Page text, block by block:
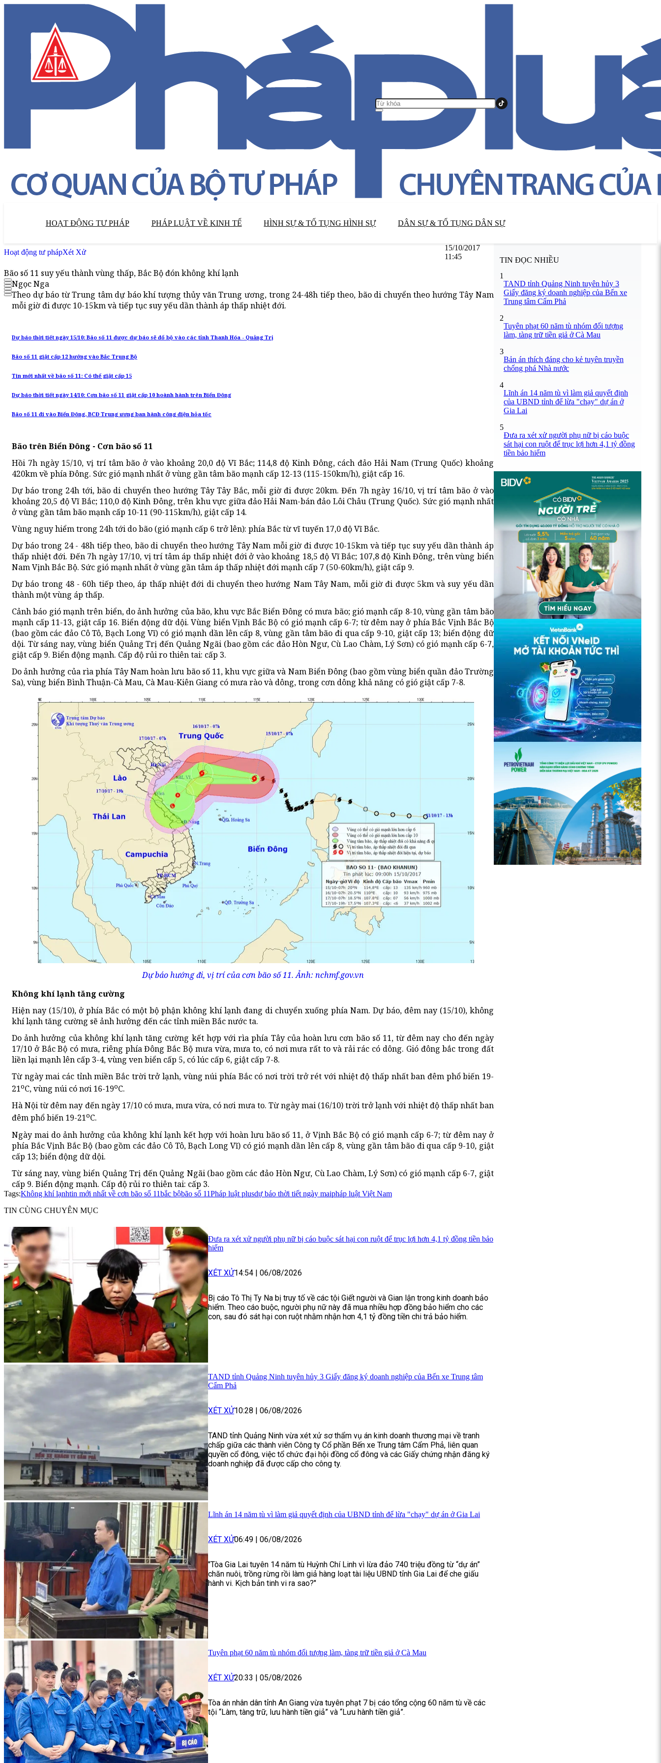
HOẠT ĐỘNG TƯ PHÁP PHÁP LUẬT VỀ KINH TẾ HÌNH SỰ & TỐ TỤNG HÌNH SỰ DÂN SỰ & TỐ TỤNG DÂN SỰ
Hoạt động tư phápXét Xử
15/10/2017
11:45
Bão số 11 suy yếu thành vùng thấp, Bắc Bộ đón không khí lạnh
Ngọc Nga
Theo dự báo từ Trung tâm dự báo khí tượng thủy văn Trung ương, trong 24-48h tiếp theo, bão di chuyển theo hướng Tây Nam
mỗi giờ đi được 10-15km và tiếp tục suy yếu dần thành áp thấp nhiệt đới.
Dự báo thời tiết ngày 15/10: Bão số 11 được dự báo sẽ đổ bộ vào các tỉnh Thanh Hóa - Quảng Trị
Bão số 11 giật cấp 12 hướng vào Bắc Trung Bộ
Tin mới nhất về bão số 11: Có thể giật cấp 15
Dự báo thời tiết ngày 14/10: Cơn bão số 11 giật cấp 10 hoành hành trên Biển Đông
Bão số 11 đi vào Biển Đông, BCĐ Trung ương ban hành công điện hỏa tốc
Bão trên Biển Đông - Cơn bão số 11
Hồi 7h ngày 15/10, vị trí tâm bão ở vào khoảng 20,0 độ Vĩ Bắc; 114,8 độ Kinh Đông, cách đảo Hải Nam (Trung Quốc) khoảng
420km về phía Đông. Sức gió mạnh nhất ở vùng gần tâm bão mạnh cấp 12-13 (115-150km/h), giật cấp 16.
Dự báo trong 24h tới, bão di chuyển theo hướng Tây Tây Bắc, mỗi giờ đi được 20km. Đến 7h ngày 16/10, vị trí tâm bão ở vào
khoảng 20,5 độ Vĩ Bắc; 110,0 độ Kinh Đông, trên khu vực giữa đảo Hải Nam-bán đảo Lôi Châu (Trung Quốc). Sức gió mạnh nhất
ở vùng gần tâm bão mạnh cấp 10-11 (90-115km/h), giật cấp 14.
Vùng nguy hiểm trong 24h tới do bão (gió mạnh cấp 6 trở lên): phía Bắc từ vĩ tuyến 17,0 độ Vĩ Bắc.
Dự báo trong 24 - 48h tiếp theo, bão di chuyển theo hướng Tây Nam mỗi giờ đi được 10-15km và tiếp tục suy yếu dần thành áp
thấp nhiệt đới. Đến 7h ngày 17/10, vị trí tâm áp thấp nhiệt đới ở vào khoảng 18,5 độ Vĩ Bắc; 107,8 độ Kinh Đông, trên vùng biển
Nam Vịnh Bắc Bộ. Sức gió mạnh nhất ở vùng gần tâm áp thấp nhiệt đới mạnh cấp 7 (50-60km/h), giật cấp 9.
Dự báo trong 48 - 60h tiếp theo, áp thấp nhiệt đới di chuyển theo hướng Nam Tây Nam, mỗi giờ đi được 5km và suy yếu dần
thành một vùng áp thấp.
Cảnh báo gió mạnh trên biển, do ảnh hưởng của bão, khu vực Bắc Biển Đông có mưa bão; gió mạnh cấp 8-10, vùng gần tâm bão
mạnh cấp 11-13, giật cấp 16. Biển động dữ dội. Vùng biển Vịnh Bắc Bộ có gió mạnh cấp 6-7; từ đêm nay ở phía Bắc Vịnh Bắc Bộ
(bao gồm các đảo Cô Tô, Bạch Long Vĩ) có gió mạnh dần lên cấp 8, vùng gần tâm bão đi qua cấp 9-10, giật cấp 13; biển động dữ
dội. Từ sáng nay, vùng biển Quảng Trị đến Quảng Ngãi (bao gồm các đảo Hòn Ngư, Cù Lao Chàm, Lý Sơn) có gió mạnh cấp 6-7,
giật cấp 9. Biển động mạnh. Cấp độ rủi ro thiên tai: cấp 3.
Do ảnh hưởng của rìa phía Tây Nam hoàn lưu bão số 11, khu vực giữa và Nam Biển Đông (bao gồm vùng biển quần đảo Trường
Sa), vùng biển Bình Thuận-Cà Mau, Cà Mau-Kiên Giang có mưa rào và dông, trong cơn dông khả năng có gió giật cấp 7-8.
Dự báo hướng đi, vị trí của cơn bão số 11. Ảnh: nchmf.gov.vn
Không khí lạnh tăng cường
Hiện nay (15/10), ở phía Bắc có một bộ phận không khí lạnh đang di chuyển xuống phía Nam. Dự báo, đêm nay (15/10), không
khí lạnh tăng cường sẽ ảnh hưởng đến các tỉnh miền Bắc nước ta.
Do ảnh hưởng của không khí lạnh tăng cường kết hợp với rìa phía Tây của hoàn lưu cơn bão số 11, từ đêm nay cho đến ngày
17/10 ở Bắc Bộ có mưa, riêng phía Đông Bắc Bộ mưa vừa, mưa to, có nơi mưa rất to và rải rác có dông. Gió đông bắc trong đất
liền lại mạnh lên cấp 3-4, vùng ven biển cấp 5, có lúc cấp 6, giật cấp 7-8.
Từ ngày mai các tỉnh miền Bắc trời trở lạnh, vùng núi phía Bắc có nơi trời trở rét với nhiệt độ thấp nhất ban đêm phổ biến 19-
21oC, vùng núi có nơi 16-19oC.
Hà Nội từ đêm nay đến ngày 17/10 có mưa, mưa vừa, có nơi mưa to. Từ ngày mai (16/10) trời trở lạnh với nhiệt độ thấp nhất ban
đêm phổ biến 19-21oC.
Ngày mai do ảnh hưởng của không khí lạnh kết hợp với hoàn lưu bão số 11, ở Vịnh Bắc Bộ có gió mạnh cấp 6-7; từ đêm nay ở
phía Bắc Vịnh Bắc Bộ (bao gồm các đảo Cô Tô, Bạch Long Vĩ) có gió mạnh dần lên cấp 8, vùng gần tâm bão đi qua cấp 9-10, giật
cấp 13; biển động dữ dội.
Từ sáng nay, vùng biển Quảng Trị đến Quảng Ngãi (bao gồm các đảo Hòn Ngư, Cù Lao Chàm, Lý Sơn) có gió mạnh cấp 6-7, giật
cấp 9. Biển động mạnh. Cấp độ rủi ro thiên tai: cấp 3.
Tags:Không khí lạnhtin mới nhất về cơn bão số 11bắc bộbão số 11Pháp luật plusdự báo thời tiết ngày maipháp luật Việt Nam
TIN CÙNG CHUYÊN MỤC
Đưa ra xét xử người phụ nữ bị cáo buộc sát hại con ruột để trục lợi hơn 4,1 tỷ đồng tiền bảo
hiểm
XÉT XỬ14:54 | 06/08/2026
Bị cáo Tô Thị Ty Na bị truy tố về các tội Giết người và Gian lận trong kinh doanh bảo
hiểm. Theo cáo buộc, người phụ nữ này đã mua nhiều hợp đồng bảo hiểm cho các
con, sau đó sát hại con ruột nhằm nhận hơn 4,1 tỷ đồng tiền chi trả bảo hiểm.
TAND tỉnh Quảng Ninh tuyên hủy 3 Giấy đăng ký doanh nghiệp của Bến xe Trung tâm
Cẩm Phả
XÉT XỬ10:28 06/08/2026
TAND tỉnh Quảng Ninh vừa xét xử sơ thẩm vụ án kinh doanh thương mại về tranh
chấp giữa các thành viên Công ty Cổ phần Bến xe Trung tâm Cẩm Phả, liên quan
quyền cổ đông, việc tổ chức đại hội đồng cổ đông và các Giấy chứng nhận đăng ký
doanh nghiệp đã được cấp cho công ty.
Lĩnh án 14 năm tù vì làm giả quyết định của UBND tỉnh để lừa "chạy" dự án ở Gia Lai
XÉT XỬ06:49 06/08/2026
"Tòa Gia Lai tuyên 14 năm tù Huỳnh Chí Linh vì lừa đảo 740 triệu đồng từ “dự án”
chăn nuôi, trồng rừng rồi làm giả hàng loạt tài liệu UBND tỉnh Gia Lai để che giấu
hành vi. Kịch bản tinh vi ra sao?"
Tuyên phạt 60 năm tù nhóm đối tượng làm, tàng trữ tiền giả ở Cà Mau
XÉT XỬ20:33 | 05/08/2026
Tòa án nhân dân tỉnh An Giang vừa tuyên phạt 7 bị cáo tổng cộng 60 năm tù về các
tội “Làm, tàng trữ, lưu hành tiền giả” và “Lưu hành tiền giả”.
TIN ĐỌC NHIỀU
1
TAND tỉnh Quảng Ninh tuyên hủy 3
Giấy đăng ký doanh nghiệp của Bến xe
Trung tâm Cẩm Phả
2
Tuyên phạt 60 năm tù nhóm đối tượng
làm, tàng trữ tiền giả ở Cà Mau
3
Bản án thích đáng cho kẻ tuyên truyền
chống phá Nhà nước
4
Lĩnh án 14 năm tù vì làm giả quyết định
của UBND tỉnh để lừa "chạy" dự án ở
Gia Lai
5
Đưa ra xét xử người phụ nữ bị cáo buộc
sát hại con ruột để trục lợi hơn 4,1 tỷ đồng
tiền bảo hiểm